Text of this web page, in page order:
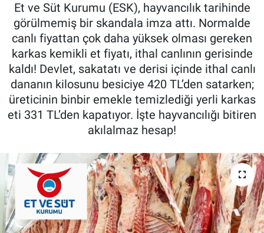
Et ve Süt Kurumu (ESK), hayvancılık tarihinde
görülmemiş bir skandala imza attı. Normalde
canlı fiyattan çok daha yüksek olması gereken
karkas kemikli et fiyatı, ithal canlının gerisinde
kaldı! Devlet, sakatatı ve derisi içinde ithal canlı
dananın kilosunu besiciye 420 TL’den satarken;
üreticinin binbir emekle temizlediği yerli karkas
eti 331 TL’den kapatıyor. İşte hayvancılığı bitiren
akılalmaz hesap!
Pankobirlik
Et fiyatları
Tarım Bilgisi
Yetiştirici Soruyor
Dünyada Tarım
Üretici Birlikleri
Şeker ve Şekerli Mamüller
Tahıllar ve Baklagiller